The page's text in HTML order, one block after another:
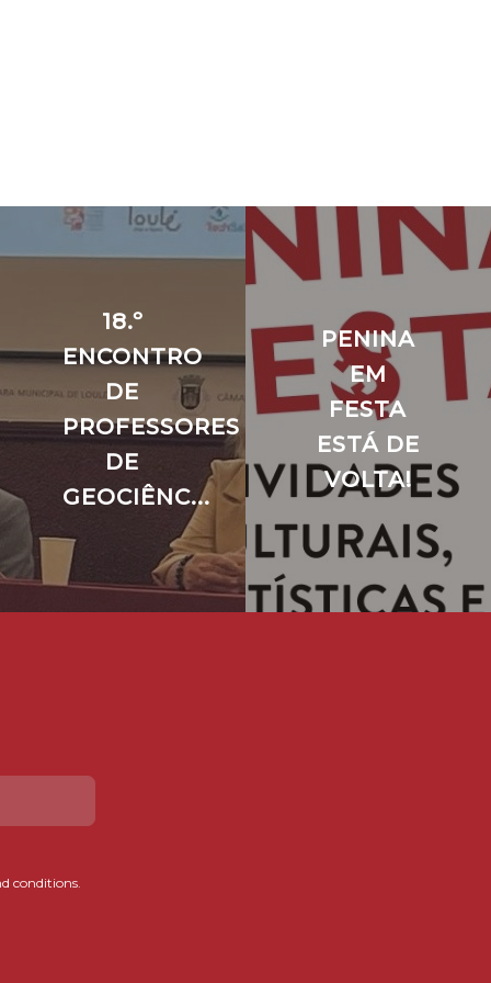
18.º
ENCONTRO
DE
PROFESSORES
DE
GEOCIÊNC...
PENINA
EM
FESTA
ESTÁ DE
VOLTA!
conditions.